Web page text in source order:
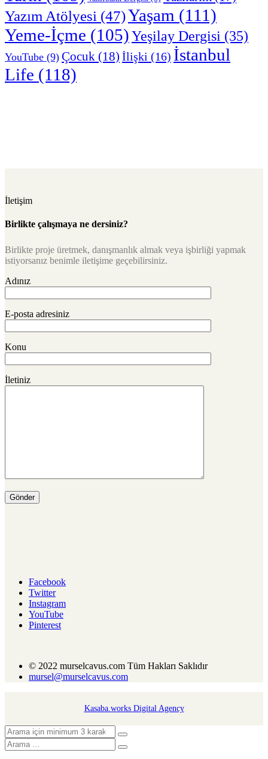
Yazım Atölyesi (47)Yaşam (111)
Yeme-İçme (105)Yeşilay Dergisi (35)
YouTube (9) Çocuk (18) İlişki (16) İstanbul
Life (118)
İletişim
Birlikte çalışmaya ne dersiniz?
Birlikte proje üretmek, danışmanlık almak veya işbirliği yapmak
istiyorsanız benimle iletişime geçebilirsiniz.
Adınız
E-posta adresiniz
Konu
İletiniz
Facebook
Twitter
Instagram
YouTube
Pinterest
© 2022 murselcavus.com Tüm Hakları Saklıdır
mursel@murselcavus.com
Kasaba.works Digital Agency